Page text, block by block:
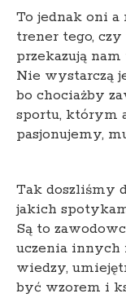
To jednak oni a
trener tego,
przekazują nam
Nie wystarczą
bo chociażby
sportu, którym
pasjonujemy,
Tak doszliśmy
jakich
Są to
uczenia
wiedzy,
być wzorem i